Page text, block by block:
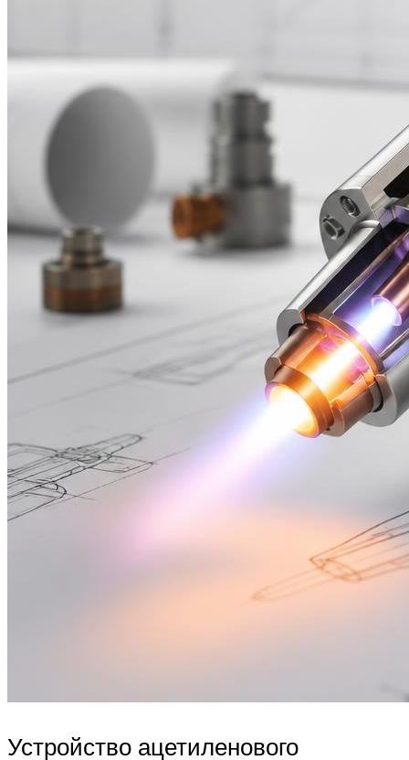
Устройство ацетиленового